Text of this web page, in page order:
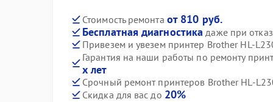
Стоимость ремонта от 810 руб.
Бесплатная диагностика даже при
Привезем и увезем принтер Brother HL-
Гарантия на наши работы по ремонту
х лет
Срочный ремонт принтеров Brother HL-
Скидка для вас до 20%